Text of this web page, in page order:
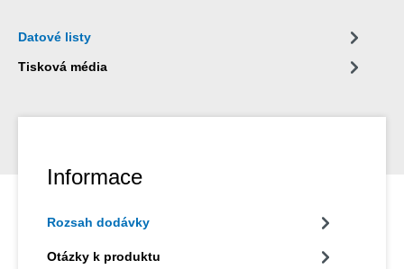
Datové listy
Tisková média
Informace
Rozsah dodávky
Otázky k produktu